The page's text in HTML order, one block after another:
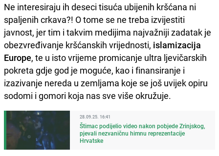
Ne interesiraju ih deseci tisuća ubijenih kršćana ni
spaljenih crkava?! O tome se ne treba izvijestiti
javnost, jer tim i takvim medijima najvažniji zadatak je
obezvređivanje kršćanskih vrijednosti, islamizacija
Europe, te u isto vrijeme promicanje ultra ljevičarskih
pokreta gdje god je moguće, kao i finansiranje i
izazivanje nereda u zemljama koje se još uvijek opiru
sodomi i gomori koja nas sve više okružuje.
28.09.25. 16:41
Štimac podijelio video nakon pobjede Zrinjskog,
pjevali nezvaničnu himnu reprezentacije
Hrvatske